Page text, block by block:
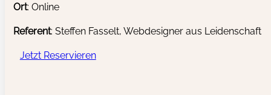
Ort: Online
Referent: Steffen Fasselt, Webdesigner aus Leidenschaft
Jetzt Reservieren